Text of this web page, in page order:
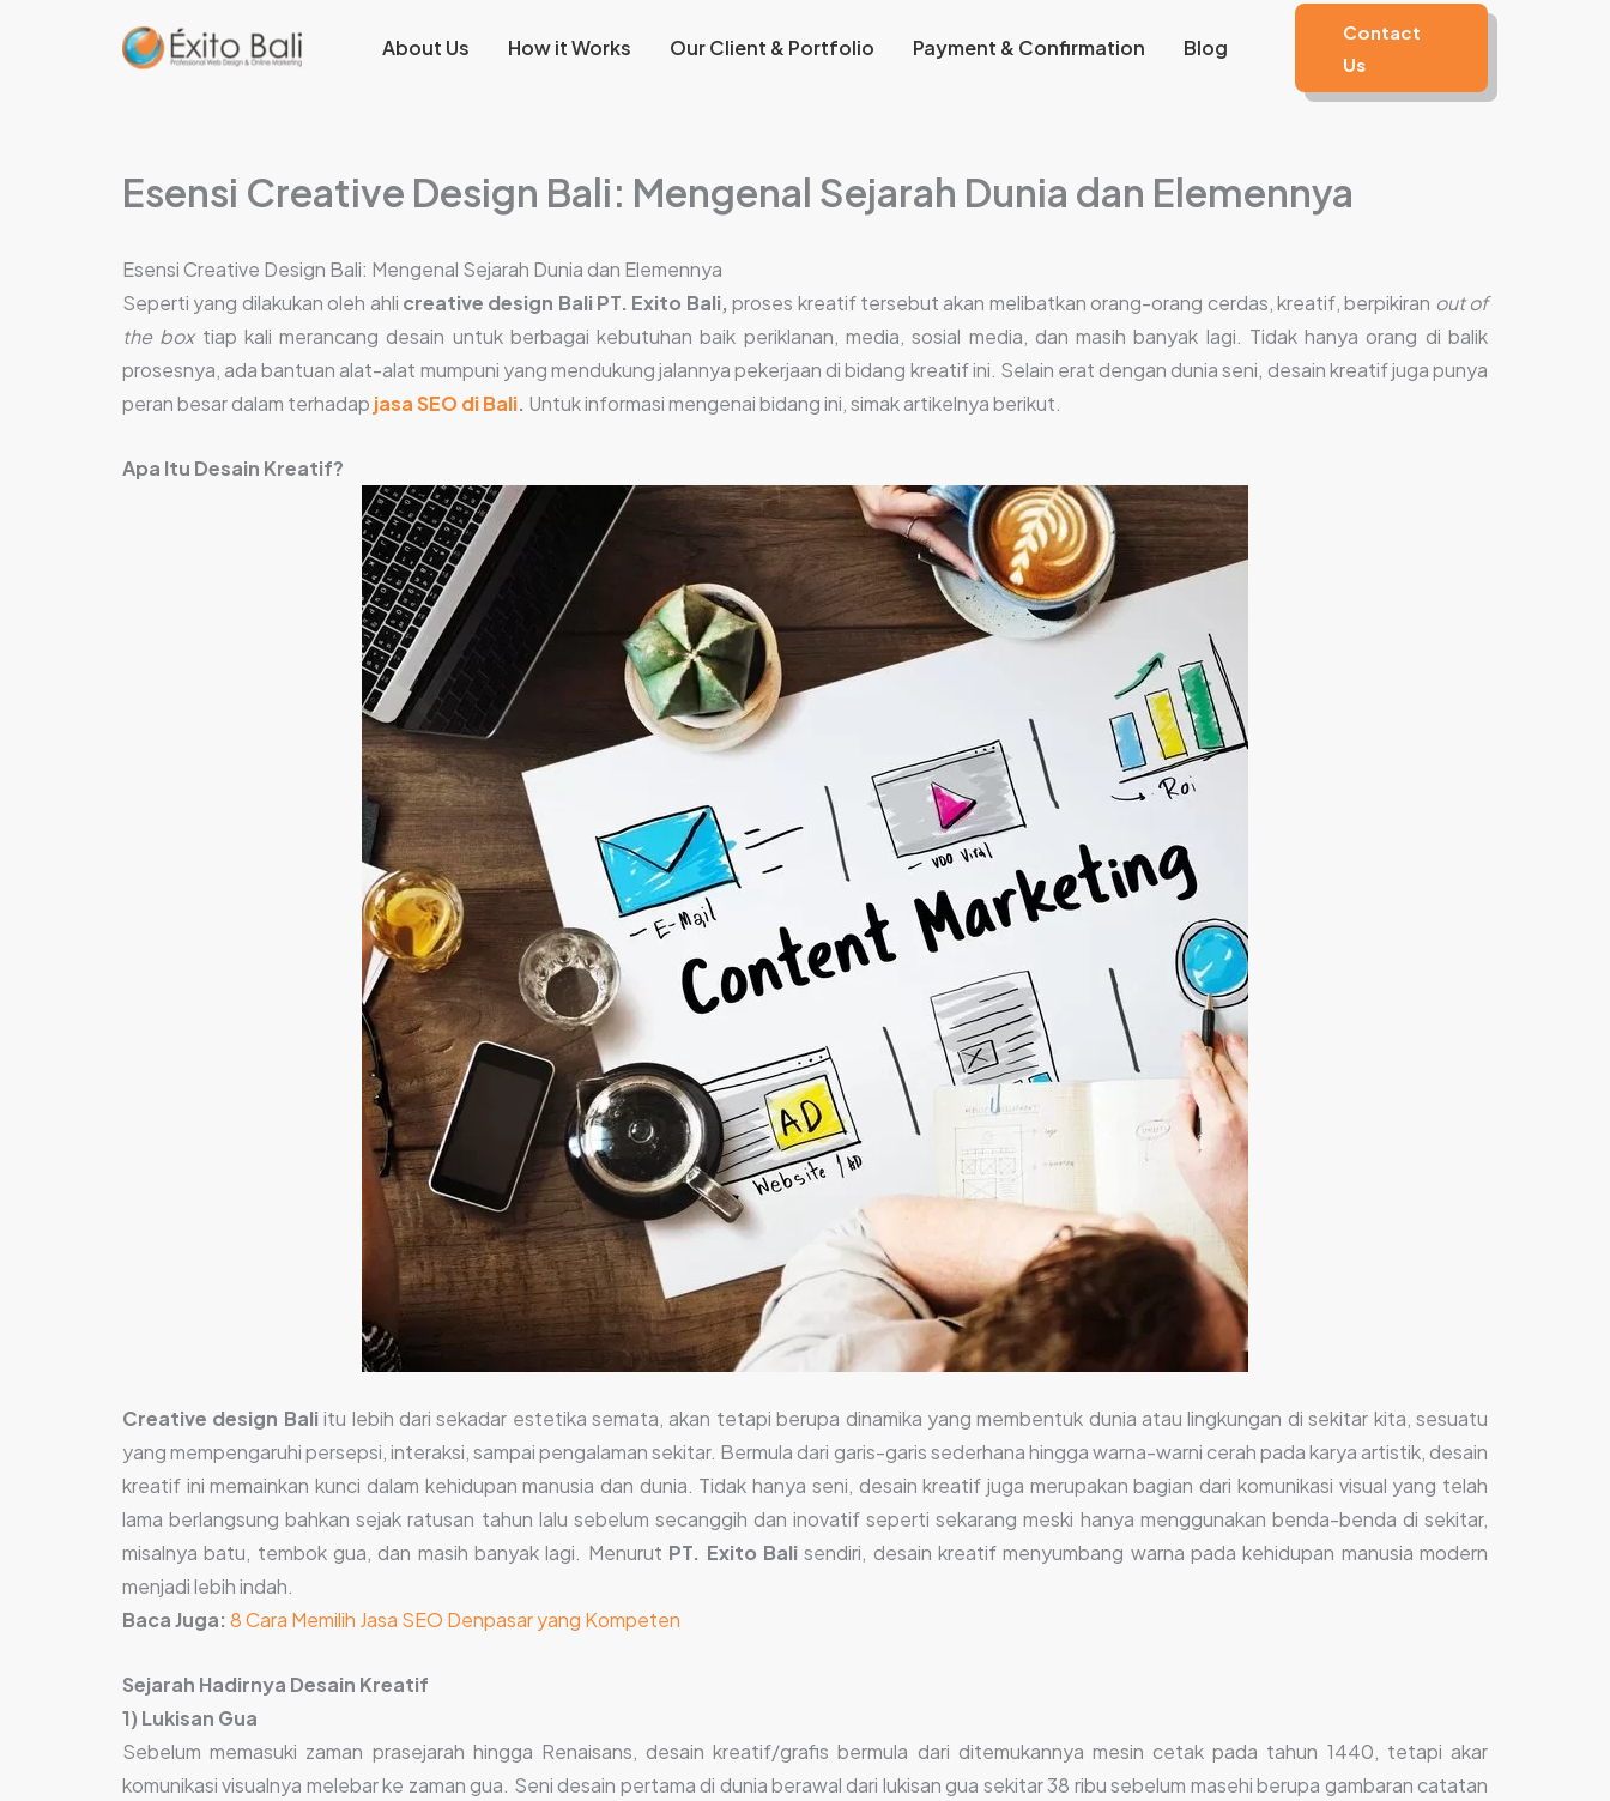
About Us How it Works Our Client & Portfolio Payment & Confirmation Blog
Contact
Us
Esensi Creative Design Bali: Mengenal Sejarah Dunia dan Elemennya
Esensi Creative Design Bali: Mengenal Sejarah Dunia dan Elemennya
Seperti yang dilakukan oleh ahli creative design Bali PT. Exito Bali,proses kreatif tersebut akan melibatkan orang-orang cerdas, kreatif, berpikiran out of
the boxtiap kali merancang desain untuk berbagai kebutuhan baik periklanan, media, sosial media, dan masih banyak lagi. Tidak hanya orang di balik
prosesnya, ada bantuan alat-alat mumpuni yang mendukung jalannya pekerjaan di bidang kreatif ini. Selain erat dengan dunia seni, desain kreatif juga punya
peran besar dalam terhadap jasa SEO di Bali. Untuk informasi mengenai bidang ini, simak artikelnya berikut.
Apa Itu Desain Kreatif?
Creative design Baliitu lebih dari sekadar estetika semata, akan tetapi berupa dinamika yang membentuk dunia atau lingkungan di sekitar kita, sesuatu
yang mempengaruhi persepsi, interaksi, sampai pengalaman sekitar. Bermula dari garis-garis sederhana hingga warna-warni cerah pada karya artistik, desain
kreatif ini memainkan kunci dalam kehidupan manusia dan dunia. Tidak hanya seni, desain kreatif juga merupakan bagian dari komunikasi visual yang telah
lama berlangsung bahkan sejak ratusan tahun lalu sebelum secanggih dan inovatif seperti sekarang meski hanya menggunakan benda-benda di sekitar,
misalnya batu, tembok gua, dan masih banyak lagi. Menurut PT. Exito Balisendiri, desain kreatif menyumbang warna pada kehidupan manusia modern
menjadi lebih indah.
Baca Juga: 8 Cara Memilih Jasa SEO Denpasar yang Kompeten
Sejarah Hadirnya Desain Kreatif
1) Lukisan Gua
Sebelum memasuki zaman prasejarah hingga Renaisans, desain kreatif/grafis bermula dari ditemukannya mesin cetak pada tahun 1440, tetapi akar
komunikasi visualnya melebar ke zaman gua. Seni desain pertama di dunia berawal dari lukisan gua sekitar 38 ribu sebelum masehi berupa gambaran catatan